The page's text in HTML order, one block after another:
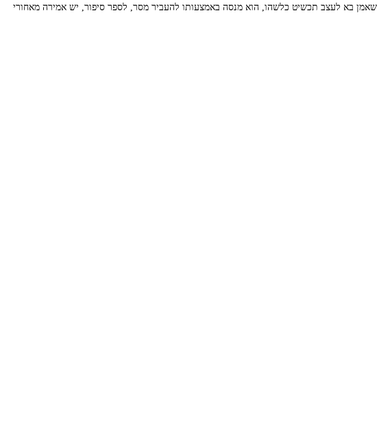
בא לעצב תכשיט כלשהו, הוא מנסה באמצעותו להעביר מסר, לספר סיפור, יש אמירה מאחורי